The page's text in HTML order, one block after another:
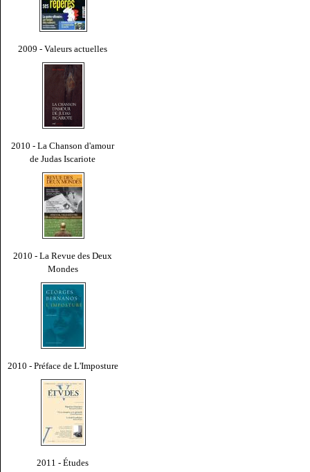
2009 - Valeurs actuelles
2010 - La Chanson d'amour
de Judas Iscariote
2010 - La Revue des Deux
Mondes
2010 - Préface de L'Imposture
2011 - Études